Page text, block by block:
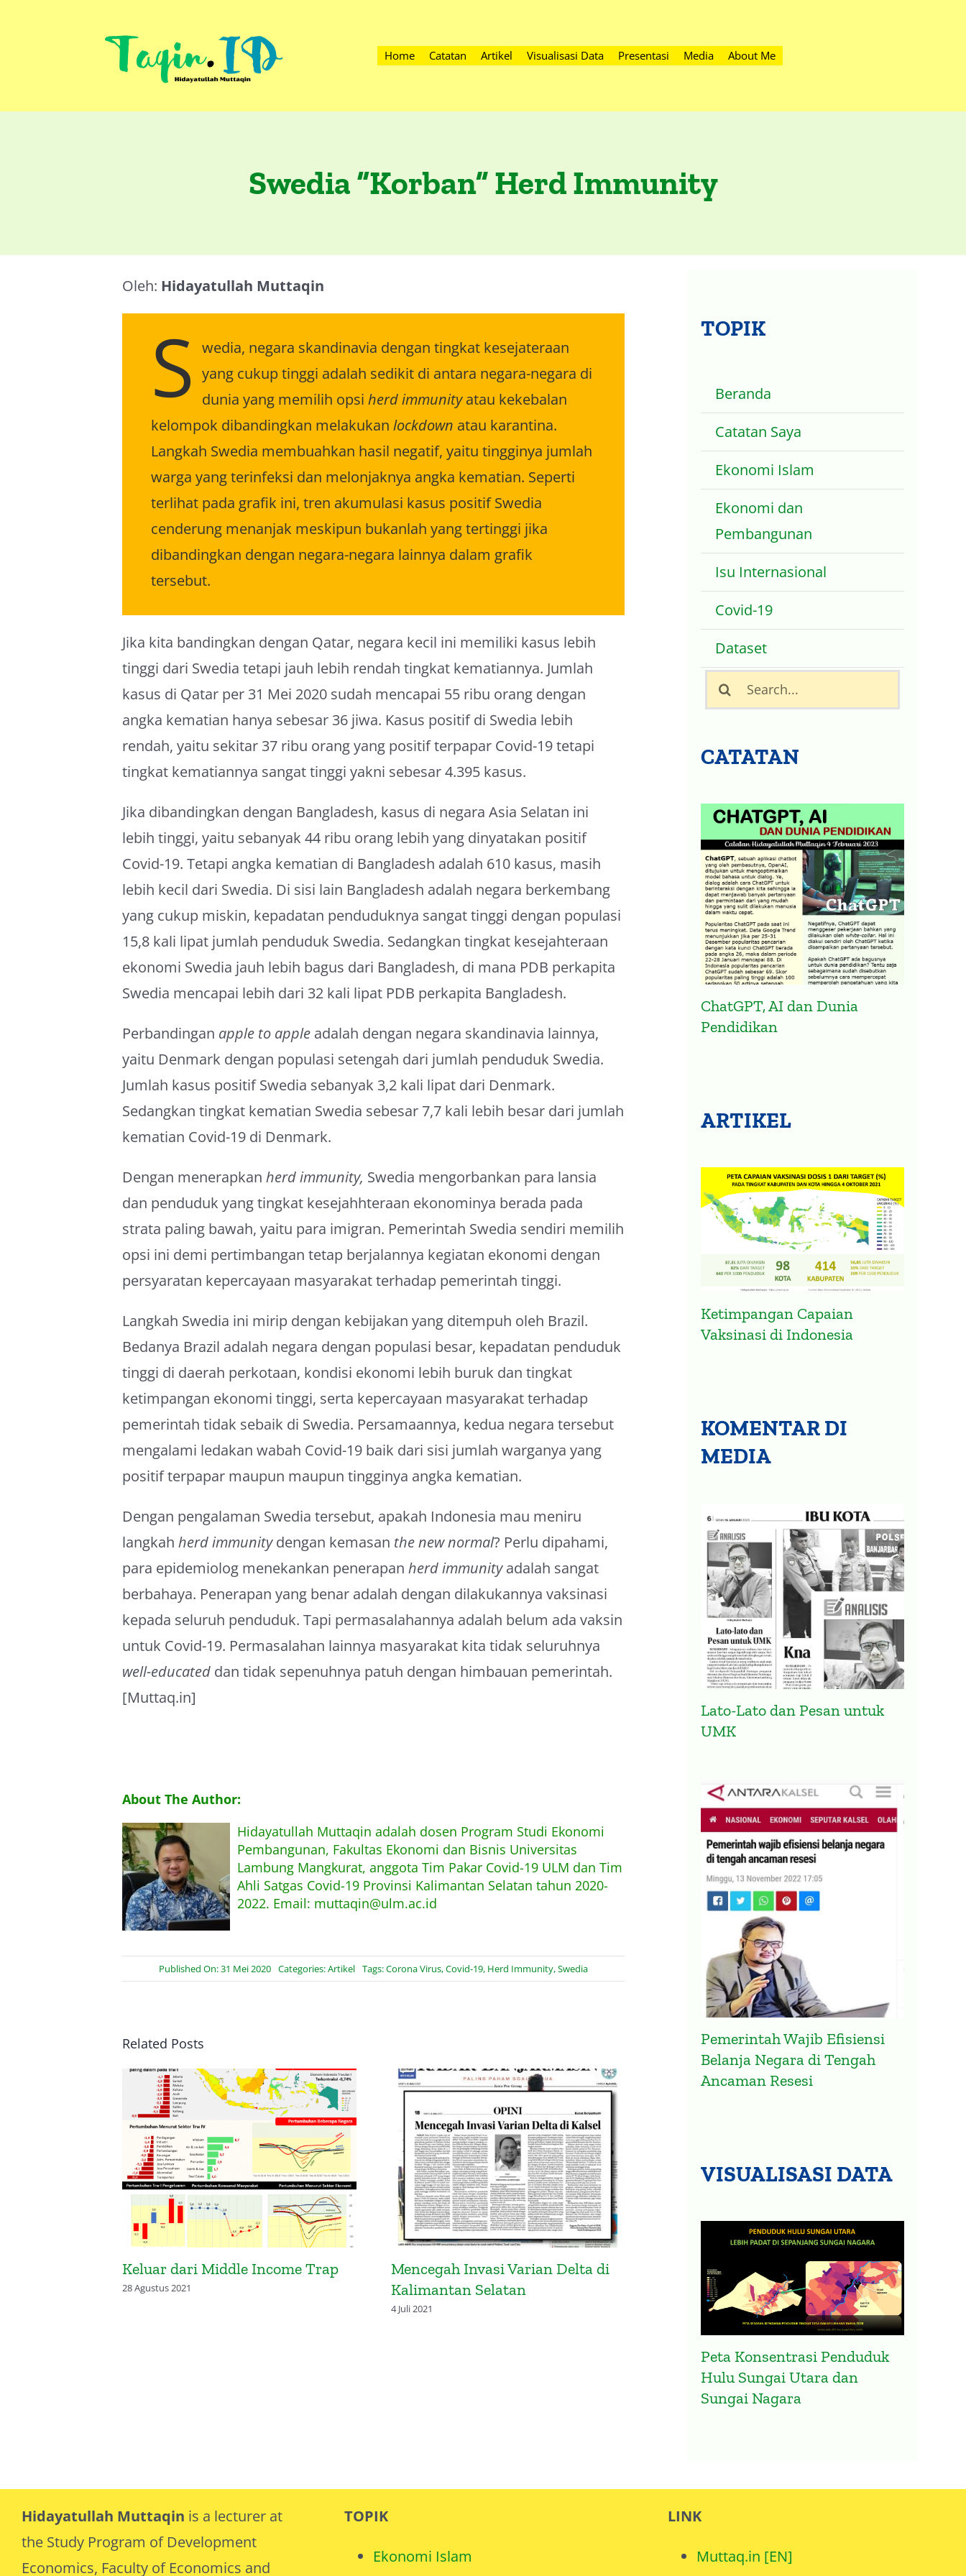
Home Catatan Artikel Visualisasi Data Presentasi Media About Me
Swedia “Korban” Herd Immunity
Oleh: Hidayatullah Muttaqin
S
wedia, negara skandinavia dengan tingkat kesejateraan
yang cukup tinggi adalah sedikit di antara negara-negara di
dunia yang memilih opsiherd immunityatau kekebalan
kelompok dibandingkan melakukanlockdown atau karantina.
Langkah Swedia membuahkan hasil negatif, yaitu tingginya jumlah
warga yang terinfeksi dan melonjaknya angka kematian. Seperti
terlihat pada grafik ini, tren akumulasi kasus positif Swedia
cenderung menanjak meskipun bukanlah yang tertinggi jika
dibandingkan dengan negara-negara lainnya dalam grafik
tersebut.
Jika kita bandingkan dengan Qatar, negara kecil ini memiliki kasus lebih
tinggi dari Swedia tetapi jauh lebih rendah tingkat kematiannya. Jumlah
kasus di Qatar per 31 Mei 2020 sudah mencapai 55 ribu orang dengan
angka kematian hanya sebesar 36 jiwa. Kasus positif di Swedia lebih
rendah, yaitu sekitar 37 ribu orang yang positif terpapar Covid-19 tetapi
tingkat kematiannya sangat tinggi yakni sebesar 4.395 kasus.
Jika dibandingkan dengan Bangladesh, kasus di negara Asia Selatan ini
lebih tinggi, yaitu sebanyak 44 ribu orang lebih yang dinyatakan positif
Covid-19. Tetapi angka kematian di Bangladesh adalah 610 kasus, masih
lebih kecil dari Swedia. Di sisi lain Bangladesh adalah negara berkembang
yang cukup miskin, kepadatan penduduknya sangat tinggi dengan populasi
15,8 kali lipat jumlah penduduk Swedia. Sedangkan tingkat kesejahteraan
ekonomi Swedia jauh lebih bagus dari Bangladesh, di mana PDB perkapita
Swedia mencapai lebih dari 32 kali lipat PDB perkapita Bangladesh.
Perbandingan apple to apple adalah dengan negara skandinavia lainnya,
yaitu Denmark dengan populasi setengah dari jumlah penduduk Swedia.
Jumlah kasus positif Swedia sebanyak 3,2 kali lipat dari Denmark.
Sedangkan tingkat kematian Swedia sebesar 7,7 kali lebih besar dari jumlah
kematian Covid-19 di Denmark.
Dengan menerapkanherd immunity, Swedia mengorbankan para lansia
dan penduduk yang tingkat kesejahhteraan ekonominya berada pada
strata paling bawah, yaitu para imigran. Pemerintah Swedia sendiri memilih
opsi ini demi pertimbangan tetap berjalannya kegiatan ekonomi dengan
persyaratan kepercayaan masyarakat terhadap pemerintah tinggi.
Langkah Swedia ini mirip dengan kebijakan yang ditempuh oleh Brazil.
Bedanya Brazil adalah negara dengan populasi besar, kepadatan penduduk
tinggi di daerah perkotaan, kondisi ekonomi lebih buruk dan tingkat
ketimpangan ekonomi tinggi, serta kepercayaan masyarakat terhadap
pemerintah tidak sebaik di Swedia. Persamaannya, kedua negara tersebut
mengalami ledakan wabah Covid-19 baik dari sisi jumlah warganya yang
positif terpapar maupun maupun tingginya angka kematian.
Dengan pengalaman Swedia tersebut, apakah Indonesia mau meniru
langkahherd immunitydengan kemasan the new normal? Perlu dipahami,
para epidemiolog menekankan penerapanherd immunityadalah sangat
berbahaya. Penerapan yang benar adalah dengan dilakukannya vaksinasi
kepada seluruh penduduk. Tapi permasalahannya adalah belum ada vaksin
untuk Covid-19. Permasalahan lainnya masyarakat kita tidak seluruhnya
well-educated dan tidak sepenuhnya patuh dengan himbauan pemerintah.
[Muttaq.in]
About The Author:
Hidayatullah Muttaqin adalah dosen Program Studi Ekonomi
Pembangunan, Fakultas Ekonomi dan Bisnis Universitas
Lambung Mangkurat, anggota Tim Pakar Covid-19 ULM dan Tim
Ahli Satgas Covid-19 Provinsi Kalimantan Selatan tahun 2020-
2022. Email: muttaqin@ulm.ac.id
Published On: 31 Mei 2020 Categories:Artikel Tags:Corona Virus,Covid-19, Herd Immunity,Swedia
Related Posts
Keluar dari Middle Income Trap
28 Agustus 2021
Mencegah Invasi Varian Delta di
Kalimantan Selatan
4 Juli 2021
Mobilitas Penduduk Kalimantan
Selatan Setelah Lebaran dan
Covid-19
TOPIK
Beranda
Catatan Saya
Ekonomi Islam
Ekonomi dan
Pembangunan
Isu Internasional
Covid-19
Dataset
Search
for:
CATATAN
ChatGPT, AI dan Dunia
Pendidikan
ARTIKEL
Ketimpangan Capaian
Vaksinasi di Indonesia
KOMENTAR DI
MEDIA
Lato-Lato dan Pesan untuk
UMK
Pemerintah Wajib Efisiensi
Belanja Negara di Tengah
Ancaman Resesi
VISUALISASI DATA
Peta Konsentrasi Penduduk
Hulu Sungai Utara dan
Sungai Nagara
Hidayatullah Muttaqin is a lecturer at
the Study Program of Development
Economics, Faculty of Economics and
TOPIK
Ekonomi Islam
LINK
Muttaq.in [EN]